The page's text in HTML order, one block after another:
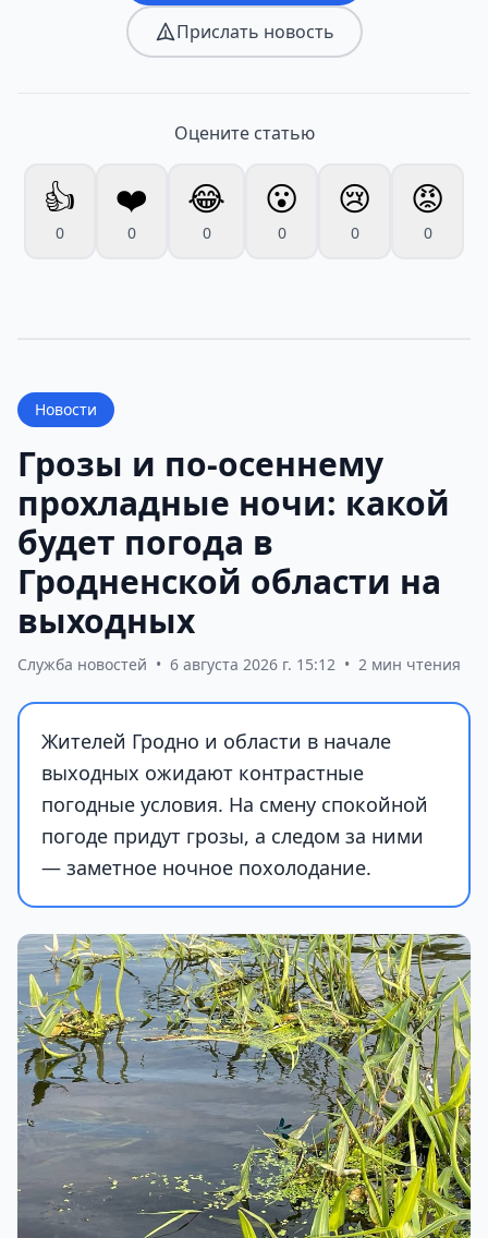
Прислать новость
Оцените статью
👍
0
❤️
0
😂
0
😮
0
😢
0
😡
0
Новости
Грозы и по-осеннему
прохладные ночи: какой
будет погода в
Гродненской области на
выходных
Служба новостей • 6 августа 2026 г. 15:12 • 2 мин чтения
Жителей Гродно и области в начале
выходных ожидают контрастные
погодные условия. На смену спокойной
погоде придут грозы, а следом за ними
— заметное ночное похолодание.